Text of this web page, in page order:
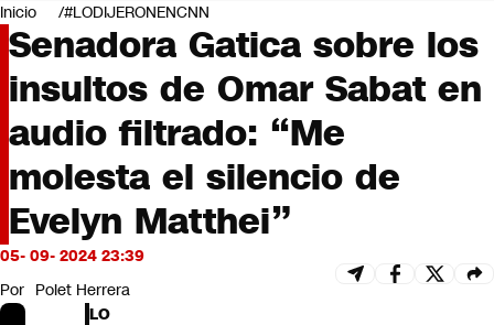
Negocios
Deportes
Programas completos
Cultura
Servicios
Bits
CNN tiempo
Futuro 360
Opinión
Inicio #LODIJERONENCNN
Senadora Gatica sobre los
insultos de Omar Sabat en
audio filtrado: “Me
molesta el silencio de
Evelyn Matthei”
05- 09- 2024 23:39
Por Polet Herrera
LO